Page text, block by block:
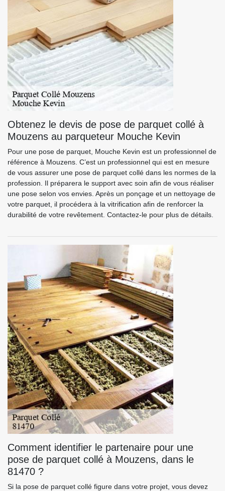
Obtenez le devis de pose de parquet collé à
Mouzens au parqueteur Mouche Kevin
Pour une pose de parquet, Mouche Kevin est un professionnel de
référence à Mouzens. C’est un professionnel qui est en mesure
de vous assurer une pose de parquet collé dans les normes de la
profession. Il préparera le support avec soin afin de vous réaliser
une pose selon vos envies. Après un ponçage et un nettoyage de
votre parquet, il procédera à la vitrification afin de renforcer la
durabilité de votre revêtement. Contactez-le pour plus de détails.
Comment identifier le partenaire pour une
pose de parquet collé à Mouzens, dans le
81470 ?
Si la pose de parquet collé figure dans votre projet, vous devez